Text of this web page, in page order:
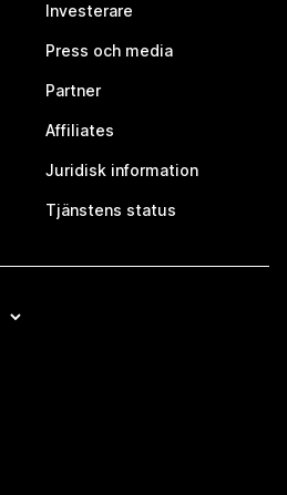
Investerare
Press och media
Partner
Affiliates
Juridisk information
Tjänstens status